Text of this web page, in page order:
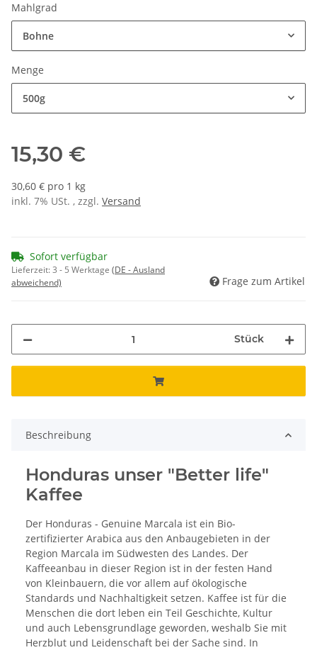
Mahlgrad
Bohne
Menge
500g
15,30 €
30,60 € pro 1 kg
inkl. 7% USt. , zzgl. Versand
Sofort verfügbar
Lieferzeit:3 - 5 Werktage (DE - Ausland
abweichend)
Frage zum Artikel
Stück
Beschreibung
Honduras unser "Better life"
Kaffee
Der Honduras - Genuine Marcala ist ein Bio-
zertifizierter Arabica aus den Anbaugebieten in der
Region Marcala im Südwesten des Landes. Der
Kaffeeanbau in dieser Region ist in der festen Hand
von Kleinbauern, die vor allem auf ökologische
Standards und Nachhaltigkeit setzen. Kaffee ist für die
Menschen die dort leben ein Teil Geschichte, Kultur
und auch Lebensgrundlage geworden, weshalb Sie mit
Herzblut und Leidenschaft bei der Sache sind. In